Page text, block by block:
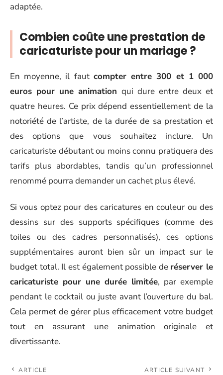
adaptée.
Combien coûte une prestation de
caricaturiste pour un mariage ?
En moyenne, il faut compter entre 300 et 1 000
euros pour une animation qui dure entre deux et
quatre heures. Ce prix dépend essentiellement de la
notoriété de l’artiste, de la durée de sa prestation et
des options que vous souhaitez inclure. Un
caricaturiste débutant ou moins connu pratiquera des
tarifs plus abordables, tandis qu’un professionnel
renommé pourra demander un cachet plus élevé.
Si vous optez pour des caricatures en couleur ou des
dessins sur des supports spécifiques (comme des
toiles ou des cadres personnalisés), ces options
supplémentaires auront bien sûr un impact sur le
budget total. Il est également possible de réserver le
caricaturiste pour une durée limitée, par exemple
pendant le cocktail ou juste avant l’ouverture du bal.
Cela permet de gérer plus efficacement votre budget
tout en assurant une animation originale et
divertissante.
ARTICLE
ARTICLE SUIVANT